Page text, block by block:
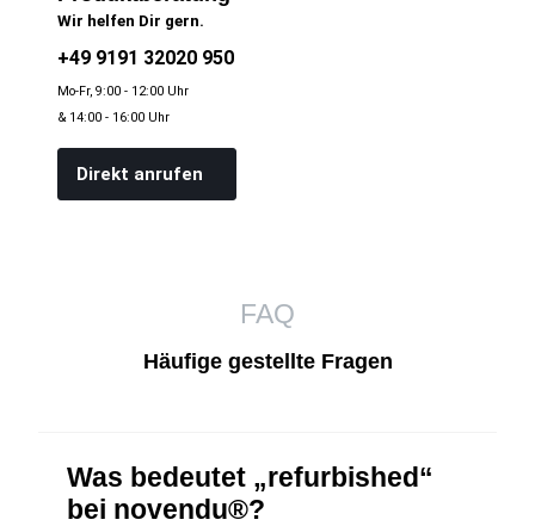
Wir helfen Dir gern.
+49 9191 32020 950
Mo-Fr, 9:00 - 12:00 Uhr
& 14:00 - 16:00 Uhr
Direkt anrufen
FAQ
Häufige gestellte Fragen
Was bedeutet „refurbished“
bei novendu®?